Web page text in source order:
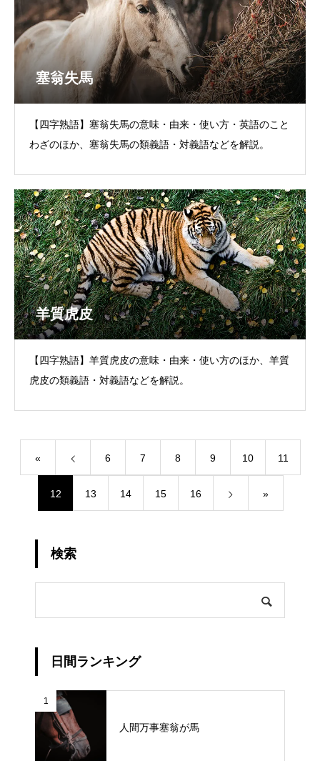
塞翁失馬
【四字熟語】塞翁失馬の意味・由来・使い方・英語のこと
わざのほか、塞翁失馬の類義語・対義語などを解説。
羊質虎皮
【四字熟語】羊質虎皮の意味・由来・使い方のほか、羊質
虎皮の類義語・対義語などを解説。
« 6 7 8 9 10 11
12 13 14 15 16 »
検索
日間ランキング
1
人間万事塞翁が馬